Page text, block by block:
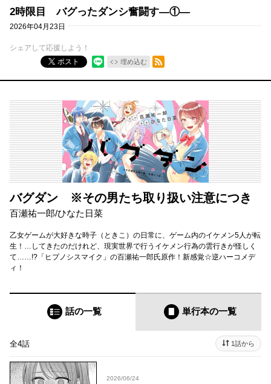
2時限目 バグったダンシ奮闘す―①―
2026年04月23日
シェアして応援しよう！
ポスト
埋め込む
RSSフィード
バグダン ※その男たち取り扱い注意につき
百瀬祐一郎/ひなた日菜
乙女ゲームが大好きな時子（ときこ）の日常に、ゲーム内のイケメン5人が転
生！…してきたのだけれど、現実世界で行うイケメン行為の雲行きが怪しく
て……!?「ヒプノシスマイク」の百瀬祐一郎氏原作！新感覚☆逆ハーコメデ
ィ！
話の一覧 単行本の一覧
全4話 1話から
2026/06/24